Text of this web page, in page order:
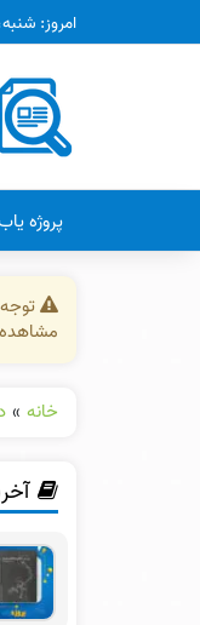
امروز: شنبه، ۱۷ مرداد
پروژه
مشاهده
خانه »